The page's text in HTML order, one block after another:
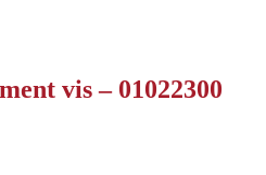
vis – 01022300